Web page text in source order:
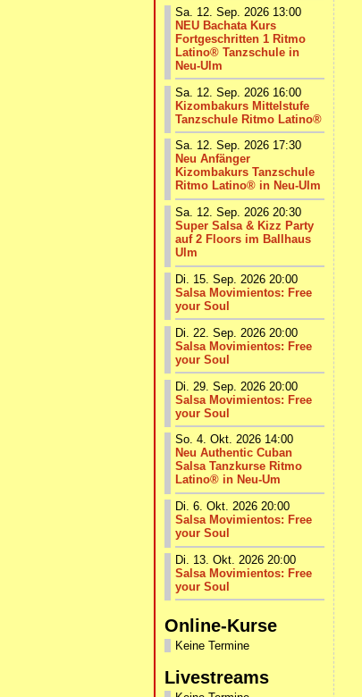
Sa. 12. Sep. 2026 13:00
NEU Bachata Kurs
Fortgeschritten 1 Ritmo
Latino® Tanzschule in
Neu-Ulm
Sa. 12. Sep. 2026 16:00
Kizombakurs Mittelstufe
Tanzschule Ritmo Latino®
Sa. 12. Sep. 2026 17:30
Neu Anfänger
Kizombakurs Tanzschule
Ritmo Latino® in Neu-Ulm
Sa. 12. Sep. 2026 20:30
Super Salsa & Kizz Party
auf 2 Floors im Ballhaus
Ulm
Di. 15. Sep. 2026 20:00
Salsa Movimientos: Free
your Soul
Di. 22. Sep. 2026 20:00
Salsa Movimientos: Free
your Soul
Di. 29. Sep. 2026 20:00
Salsa Movimientos: Free
your Soul
So. 4. Okt. 2026 14:00
Neu Authentic Cuban
Salsa Tanzkurse Ritmo
Latino® in Neu-Um
Di. 6. Okt. 2026 20:00
Salsa Movimientos: Free
your Soul
Di. 13. Okt. 2026 20:00
Salsa Movimientos: Free
your Soul
Online-Kurse
Keine Termine
Livestreams